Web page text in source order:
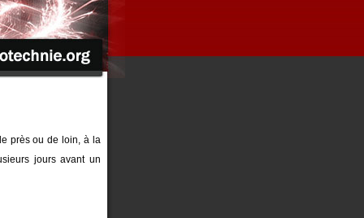
près ou de loin, à la
jours avant un